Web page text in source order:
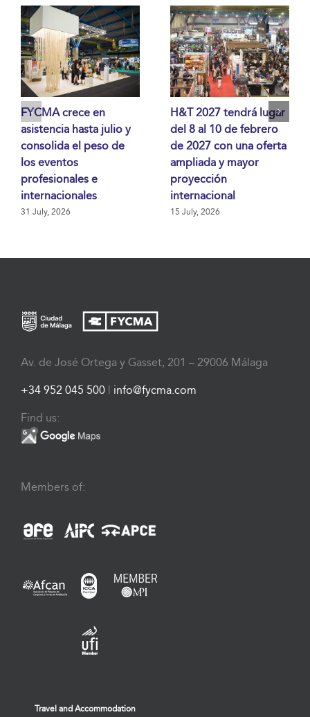
FYCMA crece en
asistencia hasta julio y
consolida el peso de
los eventos
profesionales e
internacionales
31 July, 2026
H&T 2027 tendrá lugar
del 8 al 10 de febrero
de 2027 con una oferta
ampliada y mayor
proyección
internacional
15 July, 2026
Av. de José Ortega y Gasset, 201 – 29006 Málaga
+34 952 045 500 | info@fycma.com
Find us:
Members of:
Travel and Accommodation